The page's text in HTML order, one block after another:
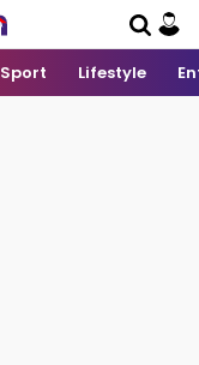
Sport Lifestyle